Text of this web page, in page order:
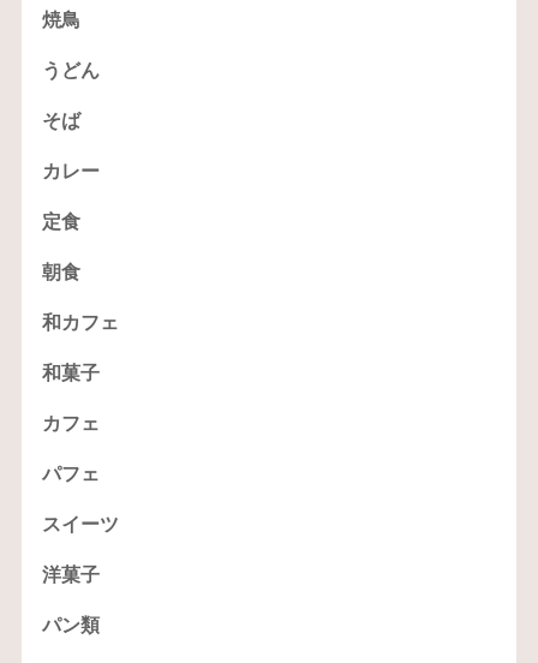
焼鳥
うどん
そば
カレー
定食
朝食
和カフェ
和菓子
カフェ
パフェ
スイーツ
洋菓子
パン類